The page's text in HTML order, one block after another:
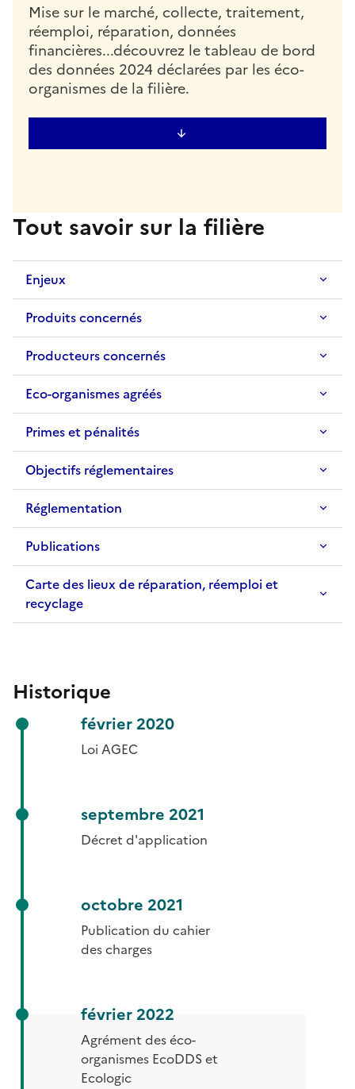
Mise sur le marché, collecte, traitement,
réemploi, réparation, données
financières...découvrez le tableau de bord
des données 2024 déclarées par les éco-
organismes de la filière.
Tout savoir sur la filière
Enjeux
Produits concernés
Producteurs concernés
Eco-organismes agréés
Primes et pénalités
Objectifs réglementaires
Réglementation
Publications
Carte des lieux de réparation, réemploi et
recyclage
Historique
février 2020
Loi AGEC
septembre 2021
Décret d'application
octobre 2021
Publication du cahier
des charges
février 2022
Agrément des éco-
organismes EcoDDS et
Ecologic